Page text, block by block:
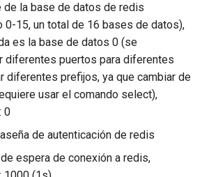
de la base de datos de redis
0-15, un total de 16 bases de datos),
es la base de datos 0 (se
diferentes puertos para diferentes
diferentes prefijos, ya que cambiar de
usar el comando select),
0
de autenticación de redis
espera de conexión a redis,